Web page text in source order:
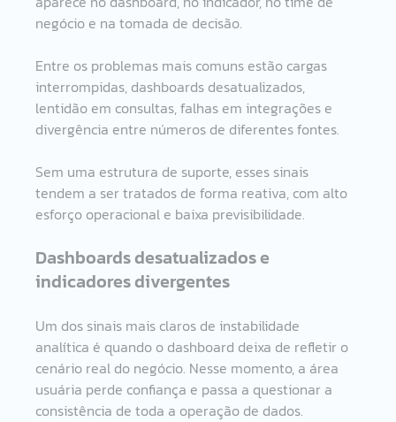
negócio e na tomada de decisão.
Entre os problemas mais comuns estão cargas
interrompidas, dashboards desatualizados,
lentidão em consultas, falhas em integrações e
divergência entre números de diferentes fontes.
Sem uma estrutura de suporte, esses sinais
tendem a ser tratados de forma reativa, com alto
esforço operacional e baixa previsibilidade.
Dashboards desatualizados e
indicadores divergentes
Um dos sinais mais claros de instabilidade
analítica é quando o dashboard deixa de refletir o
cenário real do negócio. Nesse momento, a área
usuária perde confiança e passa a questionar a
consistência de toda a operação de dados.